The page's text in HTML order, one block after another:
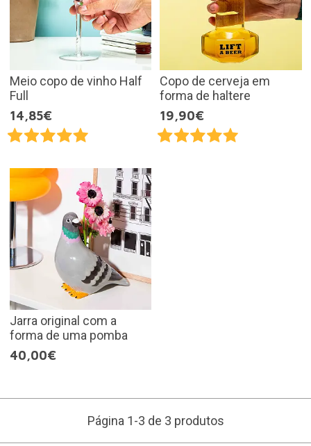
Meio copo de vinho Half
Full
14,85€
Copo de cerveja em
forma de haltere
19,90€
Jarra original com a
forma de uma pomba
40,00€
Página 1-3 de 3 produtos